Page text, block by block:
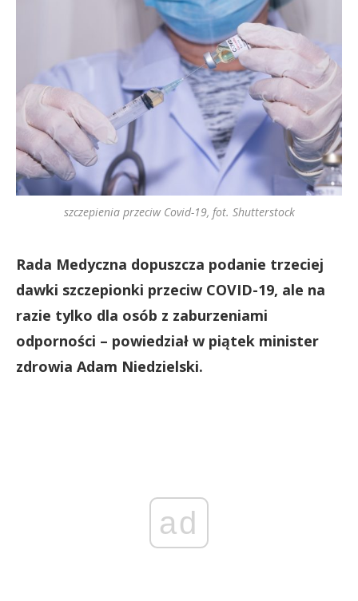
szczepienia przeciw Covid-19, fot. Shutterstock
Rada Medyczna dopuszcza podanie trzeciej
dawki szczepionki przeciw COVID-19, ale na
razie tylko dla osób z zaburzeniami
odporności – powiedział w piątek minister
zdrowia Adam Niedzielski.
ad